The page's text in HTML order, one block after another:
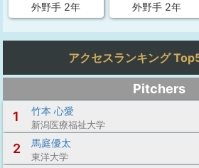
外野手 2年 外野手 2年
アクセスランキング
Pitchers
1
竹本 心愛
新潟医療福祉大学
2 馬庭優太
東洋大学